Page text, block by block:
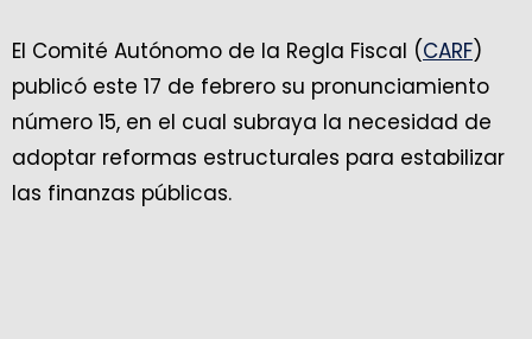
El Comité Autónomo de la Regla Fiscal (CARF)
publicó este 17 de febrero su pronunciamiento
número 15, en el cual subraya la necesidad de
adoptar reformas estructurales para estabilizar
las finanzas públicas.